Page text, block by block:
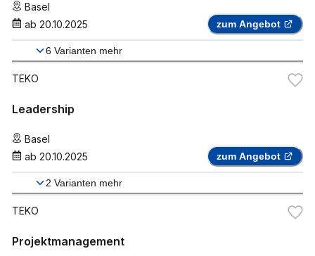
Basel
ab 20.10.2025 zum Angebot
6 Varianten mehr
TEKO
Leadership
Basel
ab 20.10.2025 zum Angebot
2 Varianten mehr
TEKO
Projektmanagement